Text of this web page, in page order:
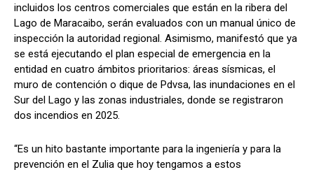
incluidos los centros comerciales que están en la ribera del
Lago de Maracaibo, serán evaluados con un manual único de
inspección la autoridad regional. Asimismo, manifestó que ya
se está ejecutando el plan especial de emergencia en la
entidad en cuatro ámbitos prioritarios: áreas sísmicas, el
muro de contención o dique de Pdvsa, las inundaciones en el
Sur del Lago y las zonas industriales, donde se registraron
dos incendios en 2025.
“Es un hito bastante importante para la ingeniería y para la
prevención en el Zulia que hoy tengamos a estos